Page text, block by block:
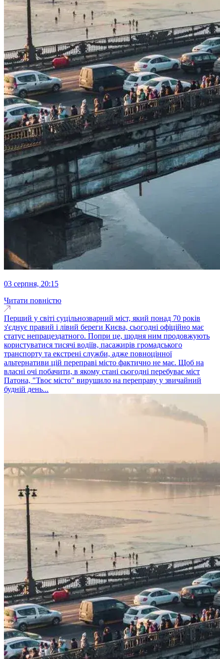
03 серпня, 20:15
Читати повністю
Перший у світі суцільнозварний міст, який понад 70 років
з'єднує правий і лівий береги Києва, сьогодні офіційно має
статус непрацездатного. Попри це, щодня ним продовжують
користуватися тисячі водіїв, пасажирів громадського
транспорту та екстрені служби, адже повноцінної
альтернативи цій переправі місто фактично не має. Щоб на
власні очі побачити, в якому стані сьогодні перебуває міст
Патона, "Твоє місто" вирушило на переправу у звичайний
будній день...